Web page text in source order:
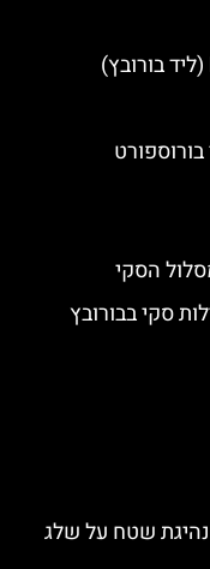
הסקי
סקי בבורובץ
נהיגת שטח על שלג